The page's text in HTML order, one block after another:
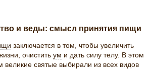
и веды: смысл принятия пищи
заключается в том, чтобы увеличить
очистить ум и дать силу телу. В этом
святые выбирали из всех видов